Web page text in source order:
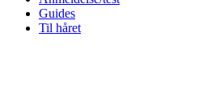
Guides
Til håret